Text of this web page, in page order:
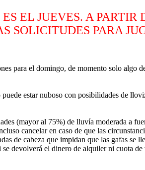
EL JUEVES. A PARTIR
SOLICITUDES PARA
para el domingo, de momento solo algo
estar nuboso con posibilidades de
(mayor al 75%) de lluvía moderada a
cancelar en caso de que las
de cabeza que impidan que las gafas se
devolverá el dinero de alquiler ni cuota